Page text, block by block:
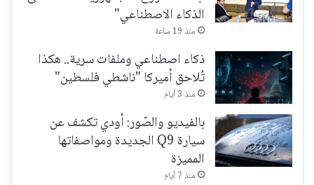
الذكاء الاصطناعي"
منذ 19 ساعة
ذكاء اصطناعي وملفات سرية.. هكذا
تُلاحق أميركا "ناشطي فلسطين"
منذ 3 أيام
بالفيديو والصّور: أودي تكشف عن
سيارة Q9 الجديدة ومواصفاتها
المميزة
منذ 7 أيام